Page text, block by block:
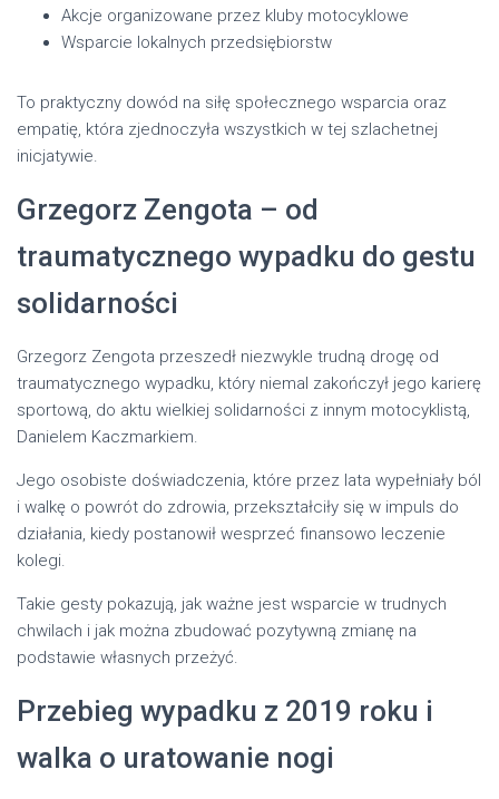
Akcje organizowane przez kluby motocyklowe
Wsparcie lokalnych przedsiębiorstw
To praktyczny dowód na siłę społecznego wsparcia oraz
empatię, która zjednoczyła wszystkich w tej szlachetnej
inicjatywie.
Grzegorz Zengota – od
traumatycznego wypadku do gestu
solidarności
Grzegorz Zengota przeszedł niezwykle trudną drogę od
traumatycznego wypadku, który niemal zakończył jego karierę
sportową, do aktu wielkiej solidarności z innym motocyklistą,
Danielem Kaczmarkiem.
Jego osobiste doświadczenia, które przez lata wypełniały ból
i walkę o powrót do zdrowia, przekształciły się w impuls do
działania, kiedy postanowił wesprzeć finansowo leczenie
kolegi.
Takie gesty pokazują, jak ważne jest wsparcie w trudnych
chwilach i jak można zbudować pozytywną zmianę na
podstawie własnych przeżyć.
Przebieg wypadku z 2019 roku i
walka o uratowanie nogi